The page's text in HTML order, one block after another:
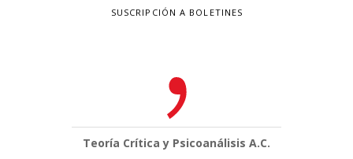
SUSCRIPCIÓN A BOLETINES
Teoría Crítica y Psicoanálisis A.C.